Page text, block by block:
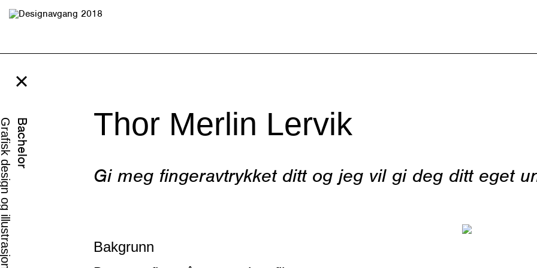
Bachelor
illustrasjon Thor Merlin Lervik
Gi meg fingeravtrykket ditt og jeg vil gi deg ditt eget
Bakgrunn